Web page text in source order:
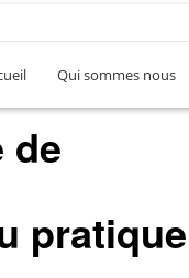
Qui sommes nous
de
pratique